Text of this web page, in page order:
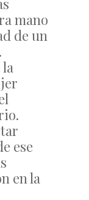
mano
de un
ese
en la